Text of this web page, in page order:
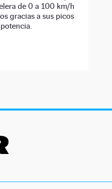
de 0 a 100 km/h
gracias a sus picos